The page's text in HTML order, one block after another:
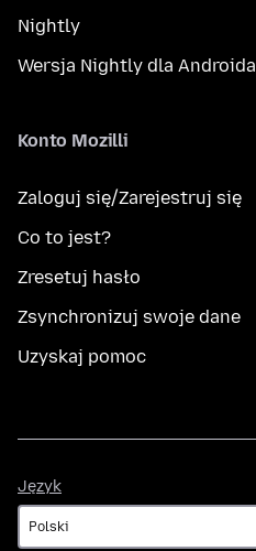
Nightly
Wersja Nightly dla Androida
Konto Mozilli
Zaloguj się/Zarejestruj się
Co to jest?
Zresetuj hasło
Zsynchronizuj swoje dane
Uzyskaj pomoc
Język